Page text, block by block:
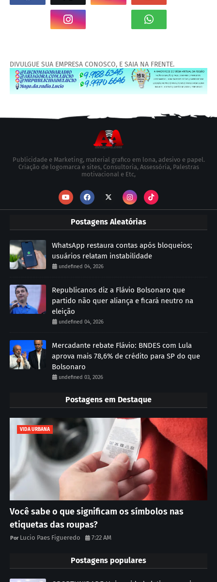
DIVULGUE SUA EMPRESA CONOSCO, E SAIA NA FRENTE.
Publicidade e Marketing, material grafico em lona, adesivo e papel.
Criação de logomarca e sites, Consultoria, Assessória, Palestras
motivacional e Etc,
Postagens Aleatórias
WhatsApp restaura contas após bloqueios;
usuários relatam instabilidade
undefined 04, 2026
Republicanos diz a Flávio Bolsonaro que
partido não quer aliança e ficará neutro na
eleição
undefined 04, 2026
Mercadante rebate Flávio: BNDES com Lula
aprova mais 78,6% de crédito para SP do que
Bolsonaro
undefined 03, 2026
Postagens em Destaque
VIDA URBANA
Você sabe o que significam os símbolos nas
etiquetas das roupas?
Lucio Paes Figueredo 7:22 AM
Postagens populares